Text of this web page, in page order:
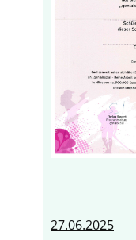
27.06.2025